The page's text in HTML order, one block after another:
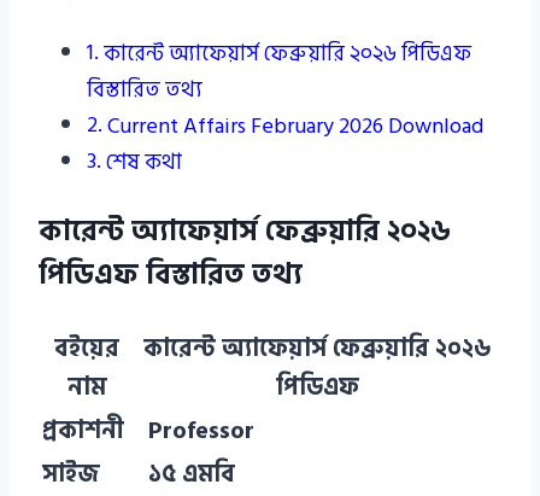
কারেন্ট অ্যাফেয়ার্স ফেব্রুয়ারি ২০২৬ পিডিএফ
বিস্তারিত তথ্য
Current Affairs February 2026 Download
শেষ কথা
কারেন্ট অ্যাফেয়ার্স ফেব্রুয়ারি ২০২৬
পিডিএফ বিস্তারিত তথ্য
বইয়ের
নাম
কারেন্ট অ্যাফেয়ার্স ফেব্রুয়ারি২০২৬
পিডিএফ
প্রকাশনী
Professor
সাইজ
১৫ এমবি